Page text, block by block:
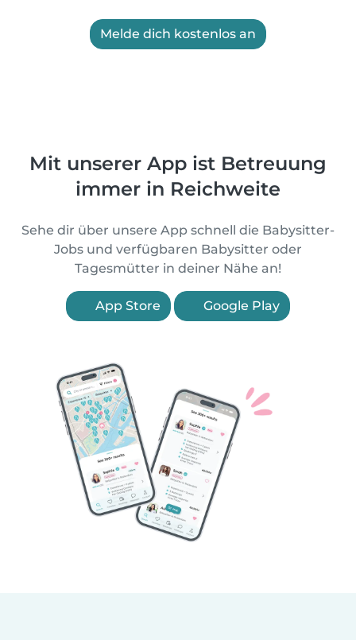
Melde dich kostenlos an
Mit unserer App ist Betreuung
immer in Reichweite
Sehe dir über unsere App schnell die Babysitter-
Jobs und verfügbaren Babysitter oder
Tagesmütter in deiner Nähe an!
App Store Google Play